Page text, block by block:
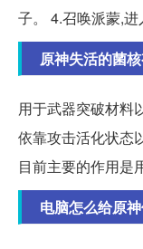
子。 4.召唤派蒙,
原神失活的菌
用于武器突破材料
依靠攻击活化状态
目前主要的作用是
电脑怎么给原